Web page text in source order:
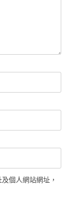
個人網站網址，